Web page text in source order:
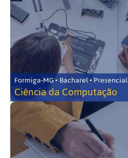
Formiga-MG • Bacharel • Presencial
Ciência da Computação